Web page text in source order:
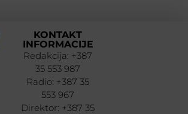
KONTAKT
INFORMACIJE
Redakcija: +387
35 553 987
Radio: +387 35
553 967
Direktor: +387 35